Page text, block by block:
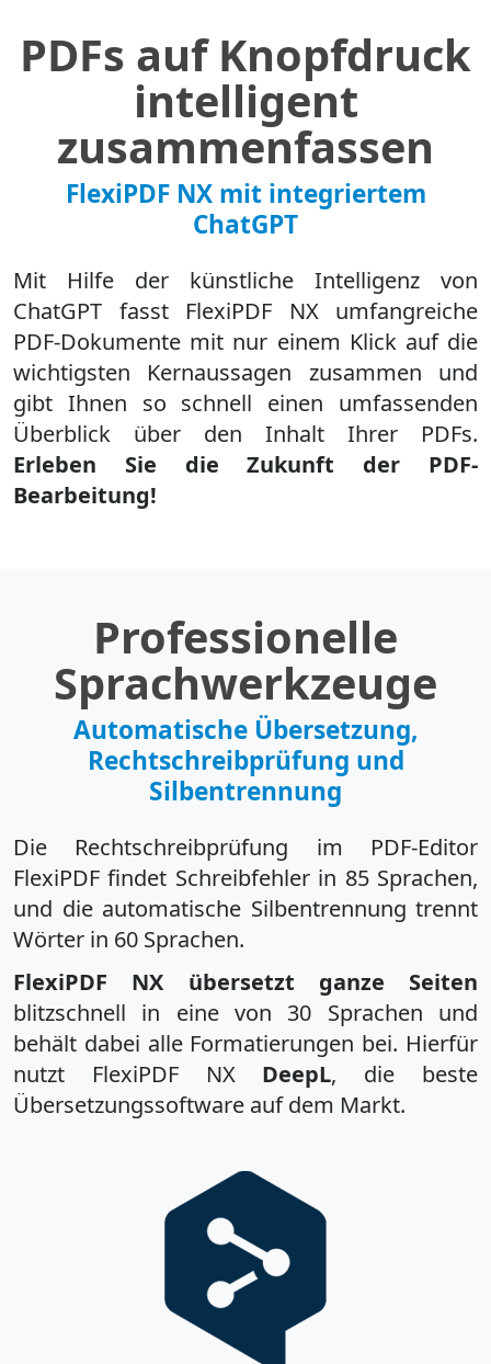
PDFs auf Knopfdruck
intelligent
zusammenfassen
FlexiPDF NX mit integriertem
ChatGPT
Mit Hilfe der künstliche Intelligenz von
ChatGPT fasst FlexiPDF NX umfangreiche
PDF-Dokumente mit nur einem Klick auf die
wichtigsten Kernaussagen zusammen und
gibt Ihnen so schnell einen umfassenden
Überblick über den Inhalt Ihrer PDFs.
Erleben Sie die Zukunft der PDF-
Bearbeitung!
Professionelle
Sprachwerkzeuge
Automatische Übersetzung,
Rechtschreibprüfung und
Silbentrennung
Die Rechtschreibprüfung im PDF-Editor
FlexiPDF findet Schreibfehler in 85 Sprachen,
und die automatische Silbentrennung trennt
Wörter in 60 Sprachen.
FlexiPDF NX übersetzt ganze Seiten
blitzschnell in eine von 30 Sprachen und
behält dabei alle Formatierungen bei. Hierfür
nutzt FlexiPDF NX DeepL, die beste
Übersetzungssoftware auf dem Markt.